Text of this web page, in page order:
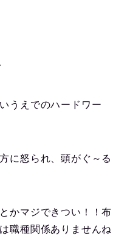
うえでのハードワー
に怒られ、頭がぐ～る
かマジできつい！！布
職種関係ありませんね